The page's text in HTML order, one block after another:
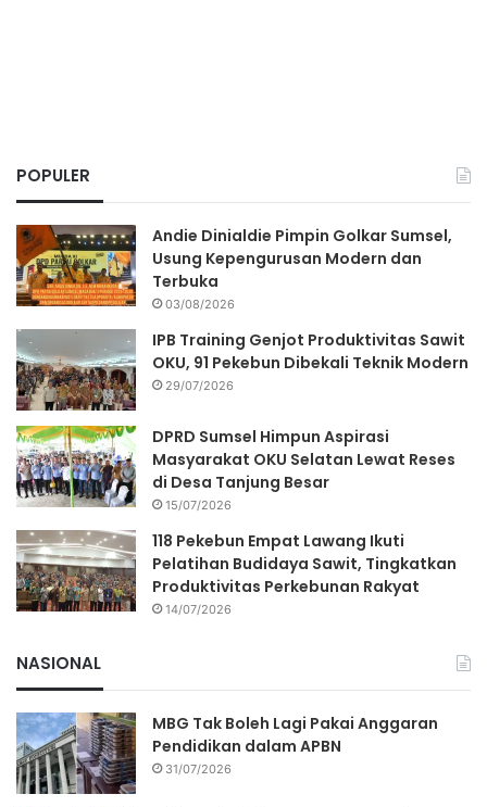
POPULER
Andie Dinialdie Pimpin Golkar Sumsel,
Usung Kepengurusan Modern dan
Terbuka
03/08/2026
IPB Training Genjot Produktivitas Sawit
OKU, 91 Pekebun Dibekali Teknik Modern
29/07/2026
DPRD Sumsel Himpun Aspirasi
Masyarakat OKU Selatan Lewat Reses
di Desa Tanjung Besar
15/07/2026
118 Pekebun Empat Lawang Ikuti
Pelatihan Budidaya Sawit, Tingkatkan
Produktivitas Perkebunan Rakyat
14/07/2026
NASIONAL
MBG Tak Boleh Lagi Pakai Anggaran
Pendidikan dalam APBN
31/07/2026